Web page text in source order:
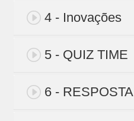
4 - Inovações
5 - QUIZ TIME
6 - RESPOSTA